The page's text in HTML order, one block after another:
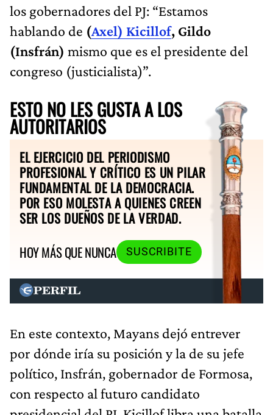
los gobernadores del PJ: “Estamos
hablando de (Axel) Kicillof, Gildo
(Insfrán) mismo que es el presidente del
congreso (justicialista)”.
ESTO NO LES GUSTA A LOS
AUTORITARIOS
EL EJERCICIO DEL PERIODISMO
PROFESIONAL Y CRÍTICO ES UN PILAR
FUNDAMENTAL DE LA DEMOCRACIA.
POR ESO MOLESTA A QUIENES CREEN
SER LOS DUEÑOS DE LA VERDAD.
HOY MÁS QUE NUNCA
SUSCRIBITE
En este contexto, Mayans dejó entrever
por dónde iría su posición y la de su jefe
político, Insfrán, gobernador de Formosa,
con respecto al futuro candidato